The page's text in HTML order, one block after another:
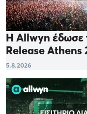
Η Allwyn έδωσε
Release Athens
5.8.2026